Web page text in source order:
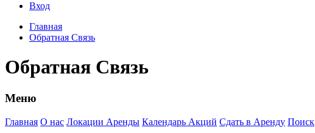
Вход
Главная
Обратная Связь
Обратная Связь
Меню
Главная О нас Локации Аренды Календарь Акций Сдать в Аренду Поиск